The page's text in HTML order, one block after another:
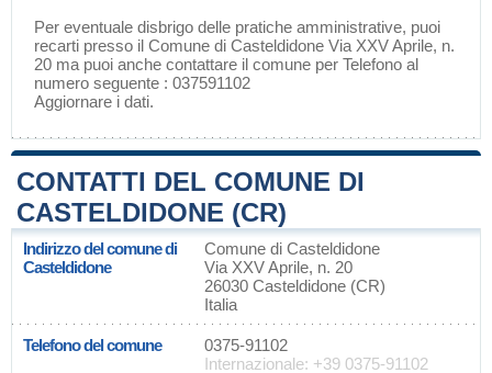
Per eventuale disbrigo delle pratiche amministrative, puoi
recarti presso il Comune di Casteldidone Via XXV Aprile, n.
20 ma puoi anche contattare il comune per Telefono al
numero seguente : 037591102
Aggiornare i dati.
CONTATTI DEL COMUNE DI
CASTELDIDONE (CR)
Indirizzo del comune di
Casteldidone
Comune di Casteldidone
Via XXV Aprile, n. 20
26030 Casteldidone (CR)
Italia
Telefono del comune
0375-91102
Internazionale: +39 0375-91102